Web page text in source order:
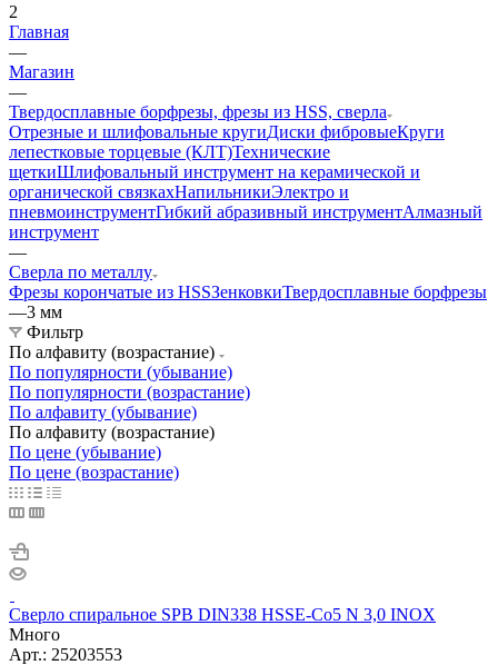
2
Главная
—
Магазин
—
Твердосплавные борфрезы, фрезы из HSS, сверла
Отрезные и шлифовальные кругиДиски фибровыеКруги
лепестковые торцевые (КЛТ)Технические
щеткиШлифовальный инструмент на керамической и
органической связкахНапильникиЭлектро и
пневмоинструментГибкий абразивный инструментАлмазный
инструмент
—
Сверла по металлу
Фрезы корончатые из HSSЗенковкиТвердосплавные борфрезы
—3 мм
Фильтр
По алфавиту (возрастание)
По популярности (убывание)
По популярности (возрастание)
По алфавиту (убывание)
По алфавиту (возрастание)
По цене (убывание)
По цене (возрастание)
Сверло спиральное SPB DIN338 HSSE-Co5 N 3,0 INOX
Много
Арт.: 25203553